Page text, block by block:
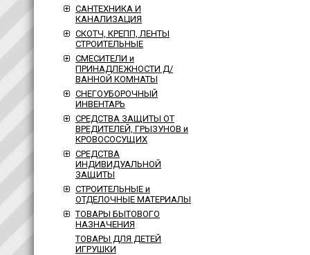
САНТЕХНИКА И
КАНАЛИЗАЦИЯ
СКОТЧ, КРЕПП, ЛЕНТЫ
СТРОИТЕЛЬНЫЕ
СМЕСИТЕЛИ и
ПРИНАДЛЕЖНОСТИ Д/
ВАННОЙ КОМНАТЫ
СНЕГОУБОРОЧНЫЙ
ИНВЕНТАРЬ
СРЕДСТВА ЗАЩИТЫ ОТ
ВРЕДИТЕЛЕЙ, ГРЫЗУНОВ и
КРОВОСОСУЩИХ
СРЕДСТВА
ИНДИВИДУАЛЬНОЙ
ЗАЩИТЫ
СТРОИТЕЛЬНЫЕ и
ОТДЕЛОЧНЫЕ МАТЕРИАЛЫ
ТОВАРЫ БЫТОВОГО
НАЗНАЧЕНИЯ
ТОВАРЫ ДЛЯ ДЕТЕЙ
ИГРУШКИ